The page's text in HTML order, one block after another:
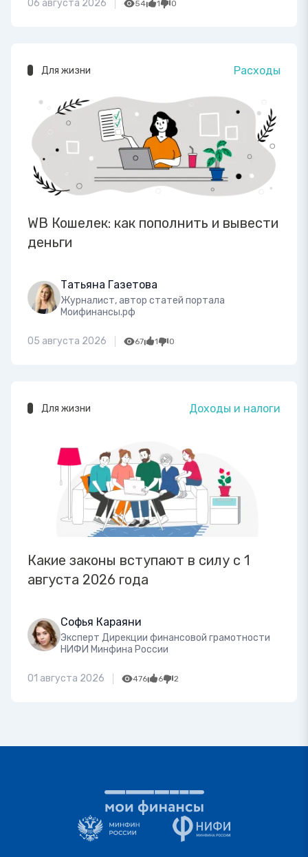
06 августа 2026 54 1 0
Для жизни Расходы
WB Кошелек: как пополнить и вывести
деньги
Татьяна Газетова
Журналист, автор статей портала
Моифинансы.рф
05 августа 2026 67 1 0
Для жизни Доходы и налоги
Какие законы вступают в силу с 1
августа 2026 года
Софья Караяни
Эксперт Дирекции финансовой грамотности
НИФИ Минфина России
01 августа 2026 476 6 2